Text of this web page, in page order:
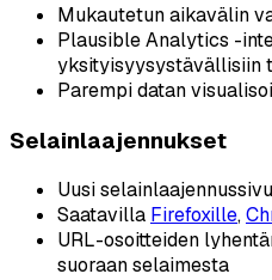
Mukautetun aikavälin
Plausible Analytics -
yksityisyysystävällisiin
Parempi datan
Selainlaajennukset
Uusi selainlaajennussivu
Saatavilla Firefoxille,
URL-osoitteiden
suoraan selaimesta